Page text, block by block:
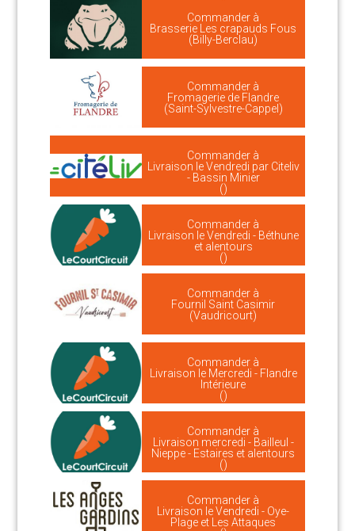
Commander à
Brasserie Les crapauds Fous
(Billy-Berclau)
Commander à
Fromagerie de Flandre
(Saint-Sylvestre-Cappel)
Commander à
Livraison le Vendredi par Citeliv
- Bassin Minier
()
Commander à
Livraison le Vendredi - Béthune
et alentours
()
Commander à
Fournil Saint Casimir
(Vaudricourt)
Commander à
Livraison le Mercredi - Flandre
Intérieure
()
Commander à
Livraison mercredi - Bailleul -
Nieppe - Estaires et alentours
()
Commander à
Livraison le Vendredi - Oye-
Plage et Les Attaques